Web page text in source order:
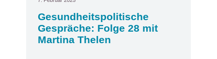
Gesundheitspolitische
Gespräche: Folge 28 mit
Martina Thelen